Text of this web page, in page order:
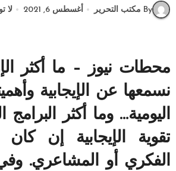
By مكتب التحرير أغسطس 6, 2021 لا
محطات نيوز – ما أكثر
نسمعها عن الإيجابية
اليومية… وما أكثر
تقوية الإيجابية إن
الفكري أو المشاعري.